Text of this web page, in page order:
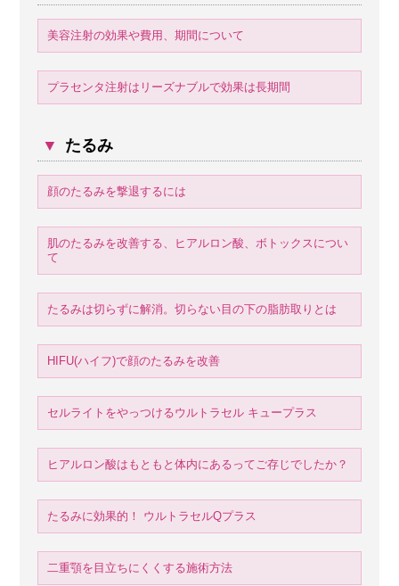
美容注射の効果や費用、期間について
プラセンタ注射はリーズナブルで効果は長期間
▼ たるみ
顔のたるみを撃退するには
肌のたるみを改善する、ヒアルロン酸、ボトックスについ
て
たるみは切らずに解消。切らない目の下の脂肪取りとは
HIFU(ハイフ)で顔のたるみを改善
セルライトをやっつけるウルトラセル キュープラス
ヒアルロン酸はもともと体内にあるってご存じでしたか？
たるみに効果的！ ウルトラセルQプラス
二重顎を目立ちにくくする施術方法